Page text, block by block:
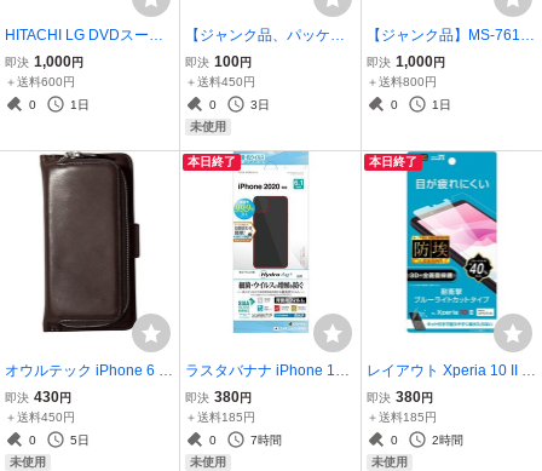
HITACHI LG DVDスーパ
ーマルチドライブ 5 .25内
臓 ホワイト LGE-DMGH2
2LS40(W)
即決 1,000円
＋送料600円
0
1日
【ジャンク品、パッケー
ジ不良】Winners’ sun
ウィナーズサン 自分撮
り棒（ブルー） WS-SQ
B901BL
即決 100円
＋送料450円
0
3日
未使用
【ジャンク品】MS-7613
ver1.1 LGA 1156 Intel H5
7 Express DDR3 4x DIM
M 4x SATA 3.0Gb/s
即決 1,000円
＋送料800円
0
1日
オウルテック iPhone 6 Pl
us/6s Plus用 コインケー
ス付 手帳型ケース 本革 カ
ードポケット付 ブラウン
OWL-CVIP6P02C-BR
即決 430円
＋送料450円
0
5日
未使用
本日終了
ラスタバナナ iPhone 12
用 保護フィルム 背面専用
抗菌・抗ウィルス 光沢 H
P2564IP061
即決 380円
＋送料185円
0
7時間
未使用
本日終了
レイアウト Xperia 10 II 用
保護フィルム TPU フルカ
バー 衝撃吸収 光沢/ブルー
ライトカット RT-RXP10
F/WZM
即決 380円
＋送料185円
0
2時間
未使用